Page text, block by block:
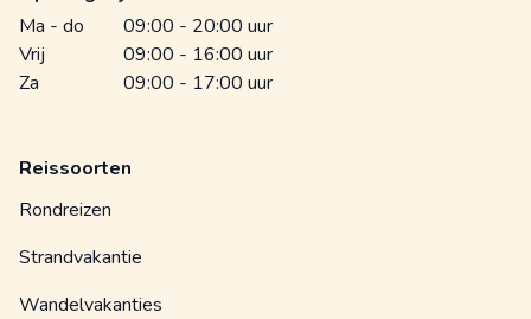
Ma - do
09:00 - 20:00 uur
Vrij
09:00 - 16:00 uur
Za
09:00 - 17:00 uur
Reissoorten
Rondreizen
Strandvakantie
Wandelvakanties